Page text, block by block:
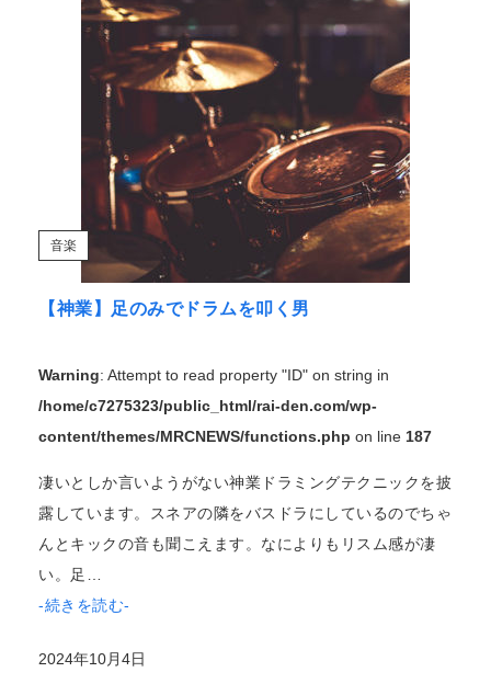
音楽
【神業】足のみでドラムを叩く男
Warning: Attempt to read property "ID" on string in
/home/c7275323/public_html/rai-den.com/wp-
content/themes/MRCNEWS/functions.php on line 187
凄いとしか言いようがない神業ドラミングテクニックを披
露しています。スネアの隣をバスドラにしているのでちゃ
んとキックの音も聞こえます。なによりもリスム感が凄
い。足…
-続きを読む-
2024年10月4日